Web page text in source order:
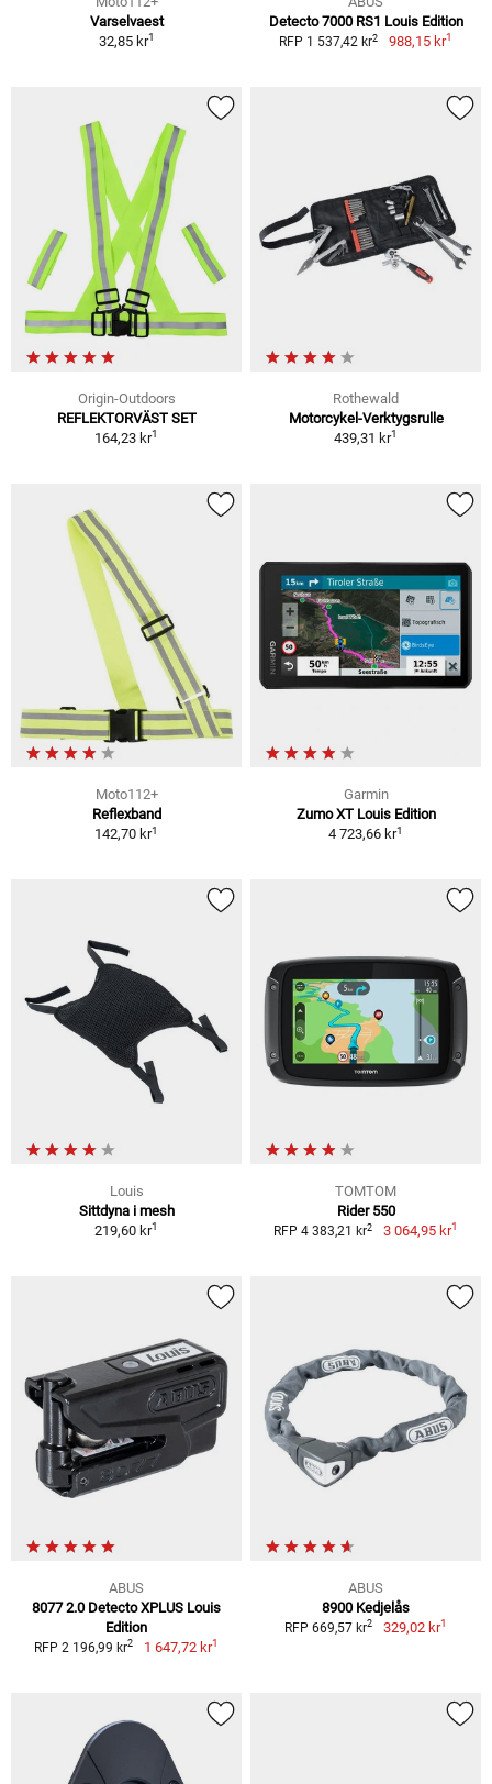
Varselvaest
32,85 kr1
Detecto 7000 RS1 Louis Edition
RFP 1 537,42 kr2 988,15 kr1
Origin-Outdoors
REFLEKTORVÄST SET
164,23 kr1
Rothewald
Motorcykel-Verktygsrulle
439,31 kr1
Moto112+
Reflexband
142,70 kr1
Garmin
Zumo XT Louis Edition
4 723,66 kr1
Louis
Sittdyna i mesh
219,60 kr1
TOMTOM
Rider 550
RFP 4 383,21 kr2 3 064,95 kr1
ABUS
8077 2.0 Detecto XPLUS Louis
Edition
RFP 2 196,99 kr2 1 647,72 kr1
ABUS
8900 Kedjelås
RFP 669,57 kr2 329,02 kr1